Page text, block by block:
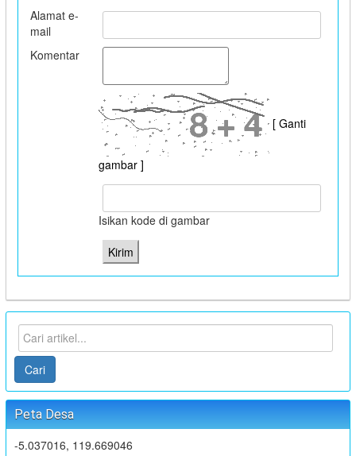
Alamat e-
mail
Komentar
[ Ganti
gambar ]
Isikan kode di gambar
Cari
Peta Desa
-5.037016, 119.669046